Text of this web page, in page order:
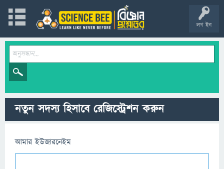
লগ ইন
নতুন সদস্য হিসাবে রেজিস্ট্রেশন করুন
আমার ইউজারনেইম